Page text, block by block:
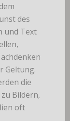
des
und Text
Geltung.
die
Bildern,
oft